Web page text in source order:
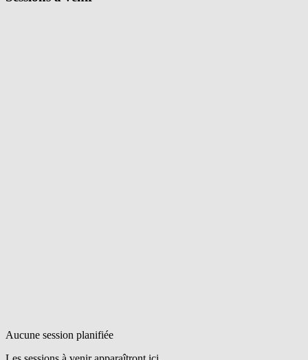
Aucune session planifiée